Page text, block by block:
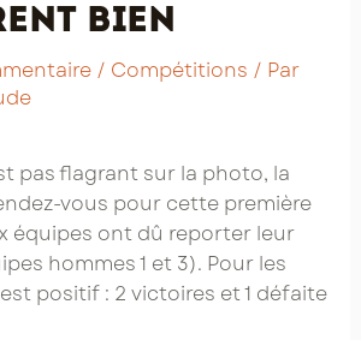
bien
/ Compétitions / Par
pas flagrant sur la photo, la
vous pour cette première
équipes ont dû reporter leur
hommes 1 et 3). Pour les
positif : 2 victoires et 1 défaite